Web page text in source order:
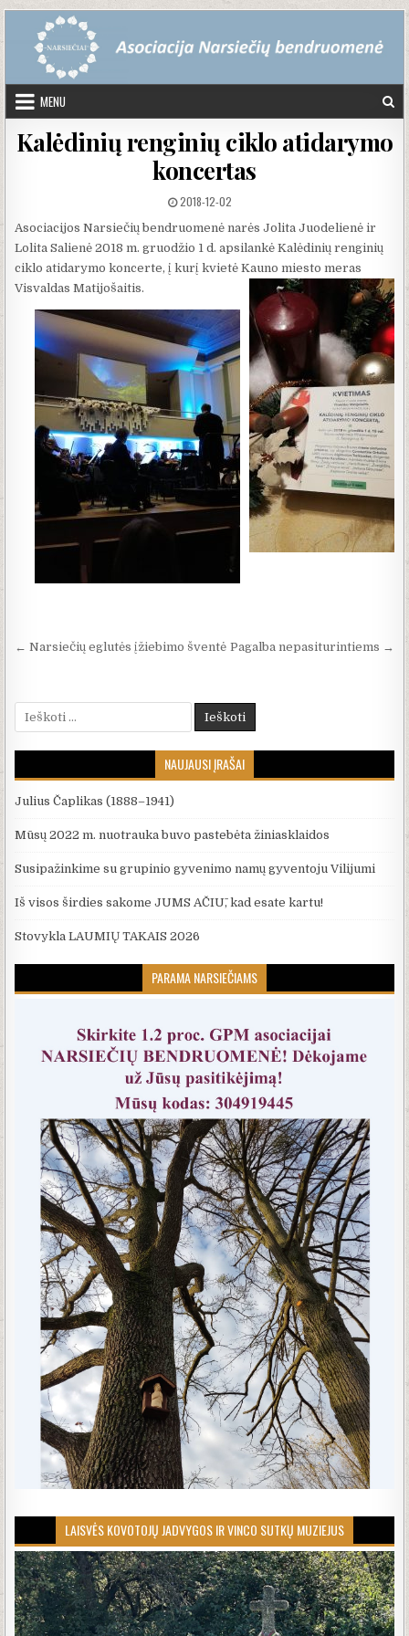
Skip to content
MENU
Kalėdinių renginių ciklo atidarymo
koncertas
PUBLISHED DATE:
2018-12-02
Asociacijos Narsiečių bendruomenė narės Jolita Juodelienė ir
Lolita Salienė 2018 m. gruodžio 1 d. apsilankė Kalėdinių renginių
ciklo atidarymo koncerte, į kurį kvietė Kauno miesto meras
Visvaldas Matijošaitis.
Navigacija tarp įrašųPagalba nepasiturintiems →
← Narsiečių eglutės įžiebimo šventė
Ieškoti:
NAUJAUSI ĮRAŠAI
Julius Čaplikas (1888–1941)
Mūsų 2022 m. nuotrauka buvo pastebėta žiniasklaidos
Susipažinkime su grupinio gyvenimo namų gyventoju Vilijumi
Iš visos širdies sakome JUMS AČIŪ, kad esate kartu!
Stovykla LAUMIŲ TAKAIS 2026
PARAMA NARSIEČIAMS
LAISVĖS KOVOTOJŲ JADVYGOS IR VINCO SUTKŲ MUZIEJUS